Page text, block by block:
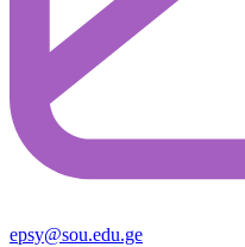
epsy@sou.edu.ge